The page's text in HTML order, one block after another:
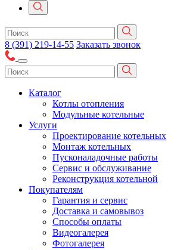
8 (391) 219-14-55 Заказать звонок
Каталог
Котлы отопления
Модульные котельные
Услуги
Проектирование котельных
Монтаж котельных
Пусконаладочные работы
Сервис и обслуживание
Реконструкция котельной
Покупателям
Гарантия и сервис
Доставка и самовывоз
Способы оплаты
Видеогалерея
Фотогалерея